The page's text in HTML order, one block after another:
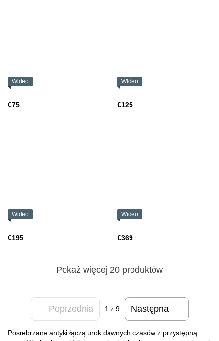
Wideo
€75
Wideo
€125
Wideo
€195
Wideo
€369
Pokaż więcej 20 produktów
Poprzednia 1 z 9 Następna
Posrebrzane antyki łączą urok dawnych czasów z przystępną